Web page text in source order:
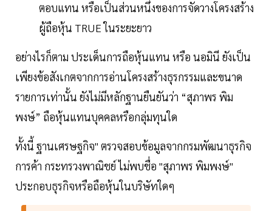
ตอบแทน หรือเป็นส่วนหนึ่งของการจัดวางโครงสร้าง
ผู้ถือหุ้น TRUE ในระยะยาว
อย่างไรก็ตาม ประเด็นการถือหุ้นแทน หรือ นอมินี ยังเป็น
เพียงข้อสังเกตจากการอ่านโครงสร้างธุรกรรมและขนาด
รายการเท่านั้น ยังไม่มีหลักฐานยืนยันว่า “สุภาพร พิม
พงษ์” ถือหุ้นแทนบุคคลหรือกลุ่มทุนใด
ทั้งนี้ ฐานเศรษฐกิจ" ตรวจสอบข้อมูลจากกรมพัฒนาธุรกิจ
การค้า กระทรวงพาณิชย์ ไม่พบชื่อ "สุภาพร พิมพงษ์"
ประกอบธุรกิจหรือถือหุ้นในบริษัทใดๆ